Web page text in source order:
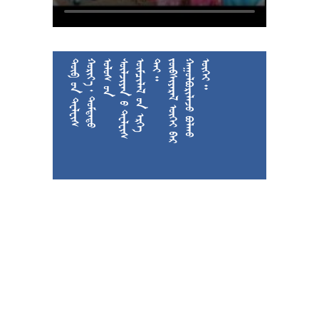

































































  






































 